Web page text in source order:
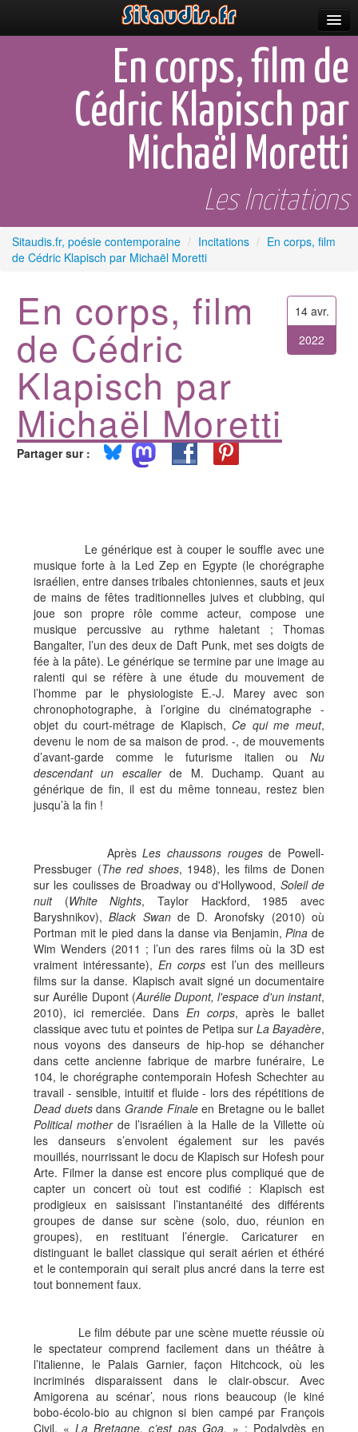
Poèmes et fictions
Prescriptions
En corps, film de
Cédric Klapisch par
Michaël Moretti
Les Incitations
Sitaudis.fr, poésie contemporaine / Incitations / En corps, film
de Cédric Klapisch par Michaël Moretti
14 avr.
2022
En corps, film
de Cédric
Klapisch par
Michaël Moretti
Partager sur :
Le générique est à couper le souffle avec une
musique forte à la Led Zep en Egypte (le chorégraphe
israélien, entre danses tribales chtoniennes, sauts et jeux
de mains de fêtes traditionnelles juives et clubbing, qui
joue son propre rôle comme acteur, compose une
musique percussive au rythme haletant ; Thomas
Bangalter, l’un des deux de Daft Punk, met ses doigts de
fée à la pâte). Le générique se termine par une image au
ralenti qui se réfère à une étude du mouvement de
l’homme par le physiologiste E.-J. Marey avec son
chronophotographe, à l’origine du cinématographe -
objet du court-métrage de Klapisch, Ce qui me meut,
devenu le nom de sa maison de prod. -, de mouvements
d’avant-garde comme le futurisme italien ou Nu
descendant un escalierde M. Duchamp. Quant au
générique de fin, il est du même tonneau, restez bien
jusqu’à la fin !
AprèsLes chaussons rougesde Powell-
Pressbuger (The red shoes, 1948), les films de Donen
sur les coulisses de Broadway ou d'Hollywood, Soleil de
nuit (White Nights, Taylor Hackford, 1985 avec
Baryshnikov),Black Swan de D. Aronofsky (2010) où
Portman mit le pied dans la danse via Benjamin, Pinade
Wim Wenders (2011 ; l’un des rares films où la 3D est
vraiment intéressante), En corps est l’un des meilleurs
films sur la danse. Klapisch avait signé un documentaire
sur Aurélie Dupont (Aurélie Dupont, l'espace d'un instant,
2010), ici remerciée. Dans En corps, après le ballet
classique avec tutu et pointes de Petipa sur La Bayadère,
nous voyons des danseurs de hip-hop se déhancher
dans cette ancienne fabrique de marbre funéraire, Le
104, le chorégraphe contemporain Hofesh Schechter au
travail - sensible, intuitif et fluide - lors des répétitions de
Dead duetsdansGrande Finaleen Bretagne ou le ballet
Political mother de l’israélien à la Halle de la Villette où
les danseurs s’envolent également sur les pavés
mouillés, nourrissant le docu de Klapisch sur Hofesh pour
Arte. Filmer la danse est encore plus compliqué que de
capter un concert où tout est codifié : Klapisch est
prodigieux en saisissant l’instantanéité des différents
groupes de danse sur scène (solo, duo, réunion en
groupes), en restituant l’énergie. Caricaturer en
distinguant le ballet classique qui serait aérien et éthéré
et le contemporain qui serait plus ancré dans la terre est
tout bonnement faux.
Le film débute par une scène muette réussie où
le spectateur comprend facilement dans un théâtre à
l’italienne, le Palais Garnier, façon Hitchcock, où les
incriminés disparaissent dans le clair-obscur. Avec
Amigorena au scénar’, nous rions beaucoup (le kiné
bobo-écolo-bio au chignon si bien campé par François
Civil, «La Bretagne, c’est pas Goa. » ; Podalydès en